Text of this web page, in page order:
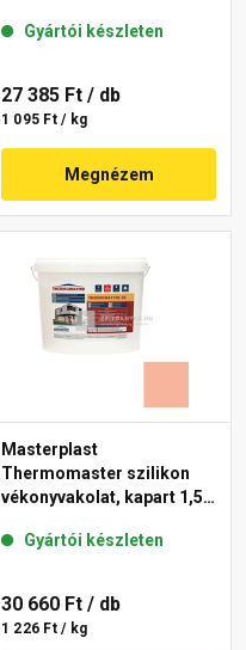
17-D 25 kg
Gyártói készleten
27 385 Ft / db
1 095 Ft / kg
Megnézem
Masterplast
Thermomaster szilikon
vékonyvakolat, kapart 1,5
Gyártói készleten
30 660 Ft / db
1 226 Ft / kg